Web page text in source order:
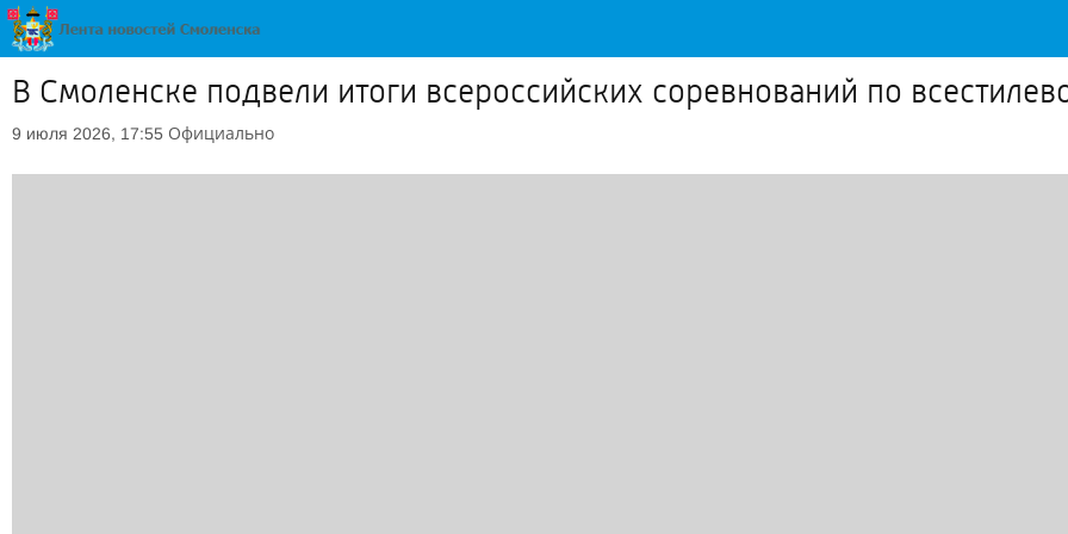
В Смоленске подвели итоги всероссийских соревнований по
9 июля 2026, 17:55 Официально